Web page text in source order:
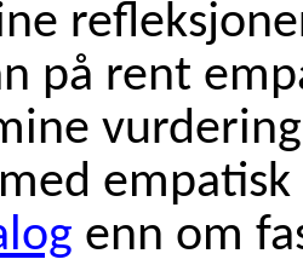
på rent
enn om